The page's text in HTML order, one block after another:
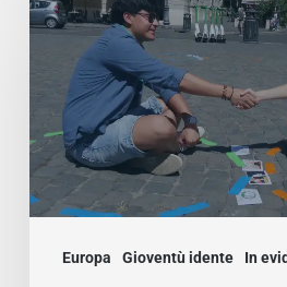
Europa Gioventù idente In
le
prigioni
interiori:
quando
l’incontro
disinnesca
solitudine